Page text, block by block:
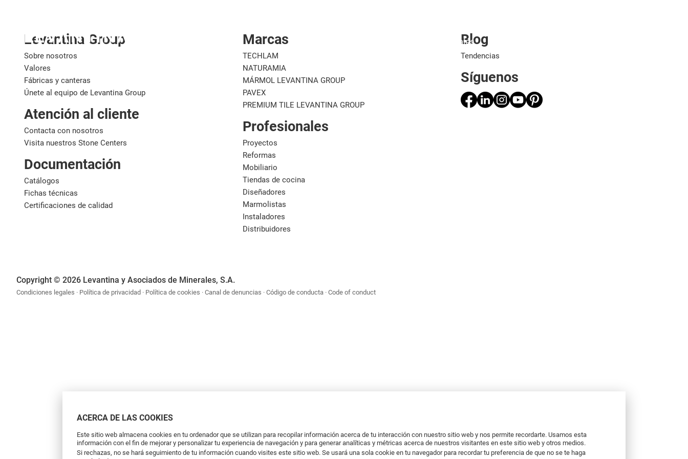
Materiales
ACERCA DE LAS COOKIES
Este sitio web almacena cookies en tu ordenador que se utilizan para recopilar información acerca de tu interacción con nuestro sitio web y nos permite recordarte. Usamos esta
información con el fin de mejorar y personalizar tu experiencia de navegación y para generar analíticas y métricas acerca de nuestros visitantes en este sitio web y otros medios.
Si rechazas, no se hará seguimiento de tu información cuando visites este sitio web. Se usará una sola cookie en tu navegador para recordar tu preferencia de que no se te haga
Levantina Group
Sobre nosotros
Valores
Fábricas y canteras
Únete al equipo de Levantina Group
Atención al cliente
Contacta con nosotros
Visita nuestros Stone Centers
Documentación
Catálogos
Fichas técnicas
Certificaciones de calidad
Marcas
TECHLAM
NATURAMIA
MÁRMOL LEVANTINA GROUP
PAVEX
PREMIUM TILE LEVANTINA GROUP
Profesionales
Proyectos
Reformas
Mobiliario
Tiendas de cocina
Diseñadores
Marmolistas
Instaladores
Distribuidores
Blog
Tendencias
Síguenos
Copyright © 2026 Levantina y Asociados de Minerales, S.A.
Condiciones legales Política de privacidad Política de cookies Canal de denuncias Código de conducta Code of conduct